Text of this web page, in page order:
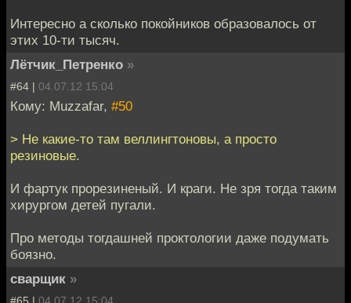
Интересно а сколько покойников образовалось от
этих 10-ти тысяч.
Лётчик_Петренко »
#64 | 04.07.12 15:04
Кому: Muzzafar, #50
> Не какие-то там веллингтоновы, а просто
резиновые.
И фартук прорезиненый. И краги. Не зря тогда таким
хирургом детей пугали.
Про методы тогдашней проктологии даже подумать
боязно.
сварщик »